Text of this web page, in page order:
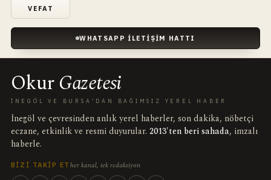
VEFAT
WHATSAPP İLETIŞIM HATTI
OkurGazetesi
İNEGÖL VE BURSA'DAN BAĞIMSIZ YEREL HABER
İnegöl ve çevresinden anlık yerel haberler, son dakika, nöbetçi
eczane, etkinlik ve resmi duyurular. 2013'ten beri sahada, imzalı
haberle.
BIZI TAKIP ET her kanal, tek redaksiyon